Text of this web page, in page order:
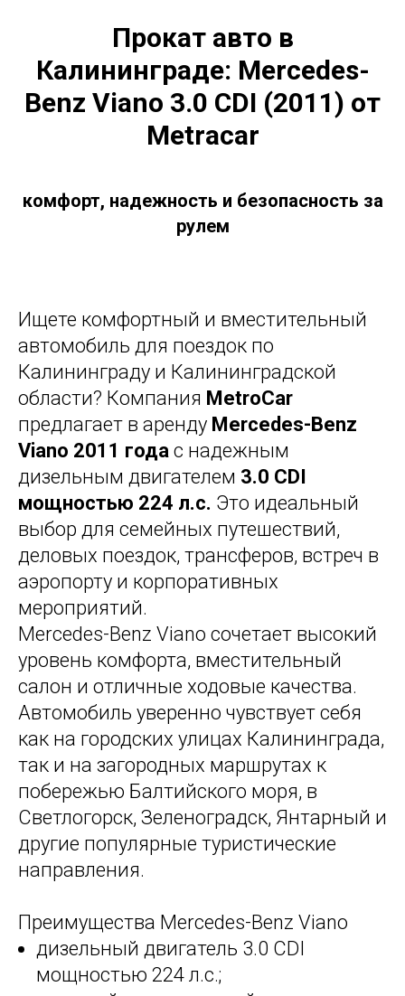
Прокат авто в
Калининграде: Mercedes-
Benz Viano 3.0 CDI (2011) от
Metraсar
комфорт, надежность и безопасность за
рулем
Ищете комфортный и вместительный
автомобиль для поездок по
Калининграду и Калининградской
области? Компания MetroCar
предлагает в аренду Mercedes-Benz
Viano 2011 года с надежным
дизельным двигателем 3.0 CDI
мощностью 224 л.с. Это идеальный
выбор для семейных путешествий,
деловых поездок, трансферов, встреч в
аэропорту и корпоративных
мероприятий.
Mercedes-Benz Viano сочетает высокий
уровень комфорта, вместительный
салон и отличные ходовые качества.
Автомобиль уверенно чувствует себя
как на городских улицах Калининграда,
так и на загородных маршрутах к
побережью Балтийского моря, в
Светлогорск, Зеленоградск, Янтарный и
другие популярные туристические
направления.
Преимущества Mercedes-Benz Viano
дизельный двигатель 3.0 CDI
мощностью 224 л.с.;